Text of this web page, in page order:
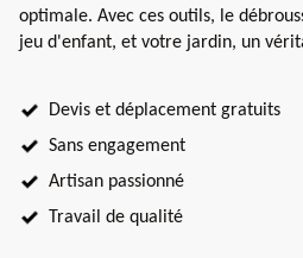
optimale. Avec ces outils, le
jeu d'enfant, et votre jardin, un
Devis et déplacement gratuits
Sans engagement
Artisan passionné
Travail de qualité